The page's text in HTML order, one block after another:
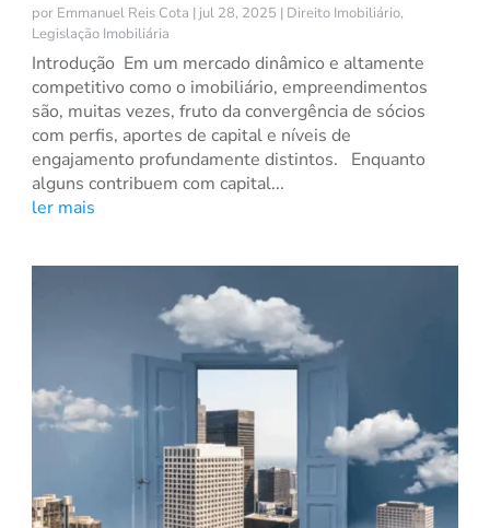
por Emmanuel Reis Cota | jul 28, 2025 | Direito Imobiliário,
Legislação Imobiliária
Introdução Em um mercado dinâmico e altamente
competitivo como o imobiliário, empreendimentos
são, muitas vezes, fruto da convergência de sócios
com perfis, aportes de capital e níveis de
engajamento profundamente distintos. Enquanto
alguns contribuem com capital...
ler mais